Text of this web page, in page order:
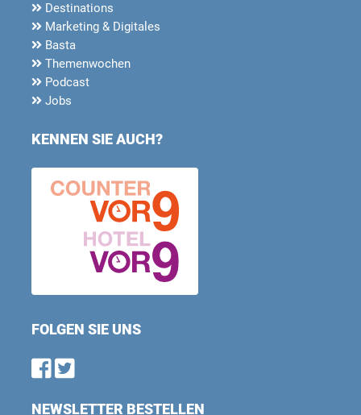
Destinations
Marketing & Digitales
Basta
Themenwochen
Podcast
Jobs
KENNEN SIE AUCH?
FOLGEN SIE UNS
Find us on Facebook
Follow us on Twitter
NEWSLETTER BESTELLEN